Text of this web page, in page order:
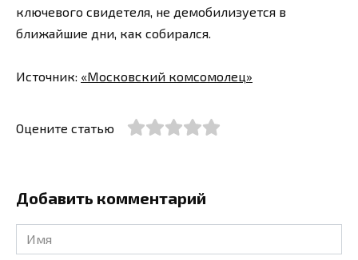
ключевого свидетеля, не демобилизуется в
ближайшие дни, как собирался.
Источник: «Московский комсомолец»
Оцените статью
Добавить комментарий
Имя
*